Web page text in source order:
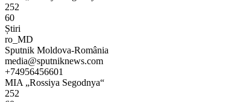
252
60
Știri
ro_MD
Sputnik Moldova-România
media@sputniknews.com
+74956456601
MIA „Rossiya Segodnya“
252